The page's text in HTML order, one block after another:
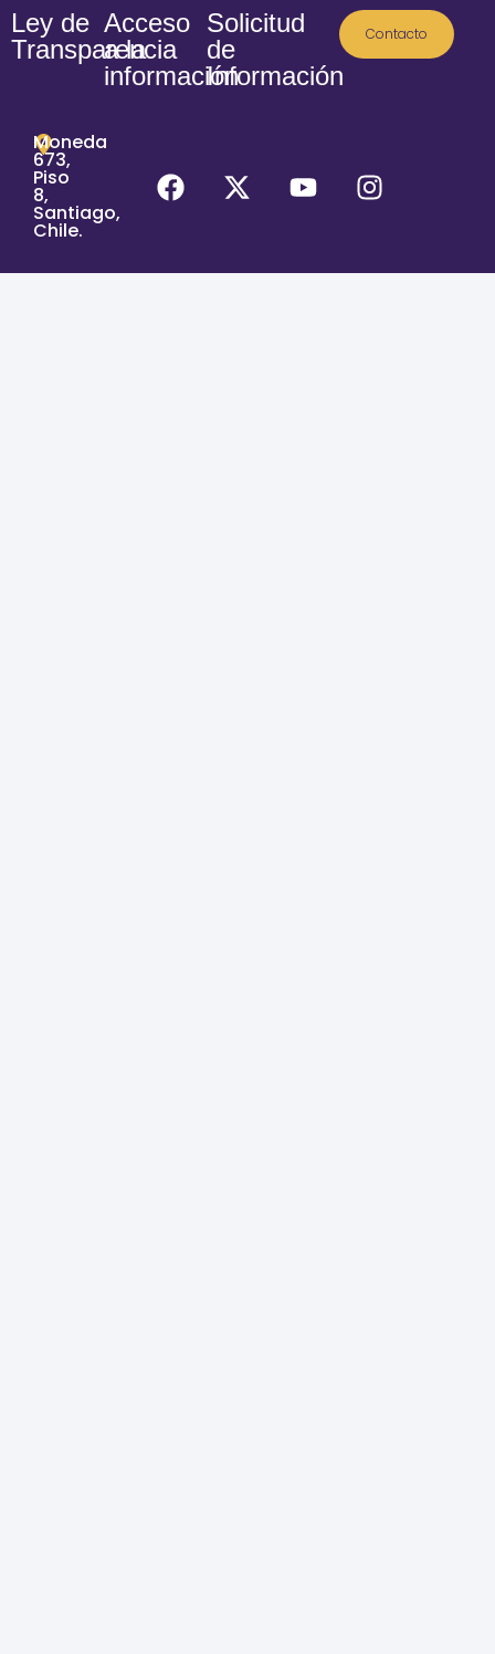
Ley de
Transparencia
Acceso
a la
información
Solicitud
de
Información
Contacto
Moneda
673,
Piso
8,
Santiago,
Chile.